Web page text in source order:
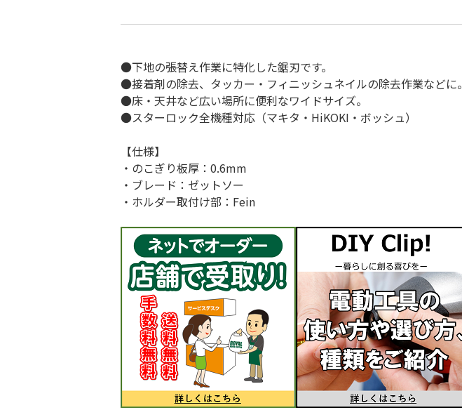
●下地の張替え作業に特化した鋸刃です。
●接着剤の除去、タッカー・フィニッシュネイルの除去作業などに。
●床・天井など広い場所に便利なワイドサイズ。
●スターロック全機種対応（マキタ・HiKOKI・ボッシュ）
【仕様】
・のこぎり板厚：0.6mm
・ブレード：ゼットソー
・ホルダー取付け部：Fein